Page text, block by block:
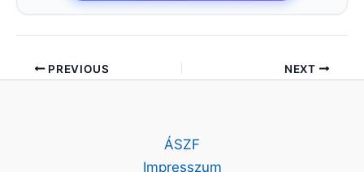
PREVIOUS NEXT
ÁSZF
Impresszum